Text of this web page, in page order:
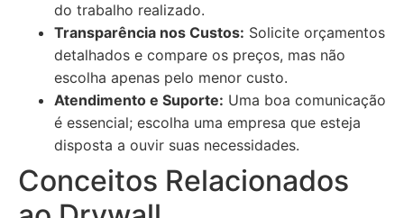
do trabalho realizado.
Transparência nos Custos: Solicite orçamentos
detalhados e compare os preços, mas não
escolha apenas pelo menor custo.
Atendimento e Suporte: Uma boa comunicação
é essencial; escolha uma empresa que esteja
disposta a ouvir suas necessidades.
Conceitos Relacionados